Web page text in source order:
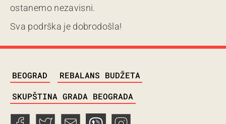
ostanemo nezavisni.
Sva podrška je dobrodošla!
BEOGRAD REBALANS BUDŽETA
SKUPŠTINA GRADA BEOGRADA